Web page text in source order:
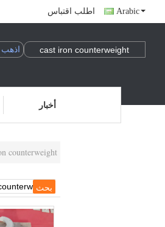
اطلب اقتباس Arabic
أخبار
counterweight